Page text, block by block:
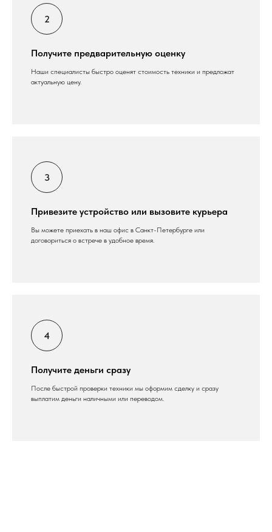
Получите предварительную оценку
Наши специалисты быстро оценят стоимость техники и предложат
актуальную цену.
Привезите устройство или вызовите курьера
Вы можете приехать в наш офис в Санкт-Петербурге или
договориться о встрече в удобное время.
Получите деньги сразу
После быстрой проверки техники мы оформим сделку и сразу
выплатим деньги наличными или переводом.